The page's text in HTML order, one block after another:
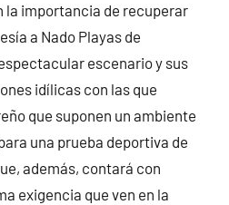
la importancia de recuperar
a Nado Playas de
escenario y sus
idílicas con las que
que suponen un ambiente
una prueba deportiva de
además, contará con
exigencia que ven en la